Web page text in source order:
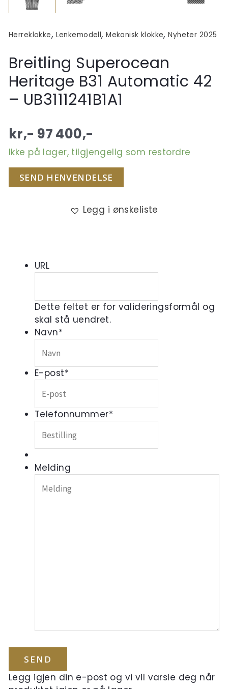
Herreklokke, Lenkemodell,Mekanisk klokke,Nyheter 2025
Breitling Superocean
Heritage B31 Automatic 42
– UB3111241B1A1
kr,- 97 400,-
Ikke på lager, tilgjengelig som restordre
SEND HENVENDELSE
Legg i ønskeliste
URL
Dette feltet er for valideringsformål og
skal stå uendret.
Navn*
E-post*
Telefonnummer*
Melding
Legg igjen din e-post og vi vil varsle deg når